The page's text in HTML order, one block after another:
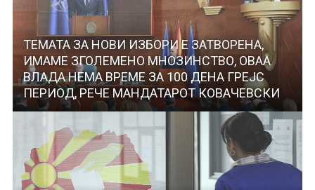
ТЕМАТА ЗА НОВИ ИЗБОРИ Е ЗАТВОРЕНА,
ИМАМЕ ЗГОЛЕМЕНО МНОЗИНСТВО, ОВАА
ВЛАДА НЕМА ВРЕМЕ ЗА 100 ДЕНА ГРЕЈС
ПЕРИОД, РЕЧЕ МАНДАТАРОТ КОВАЧЕВСКИ